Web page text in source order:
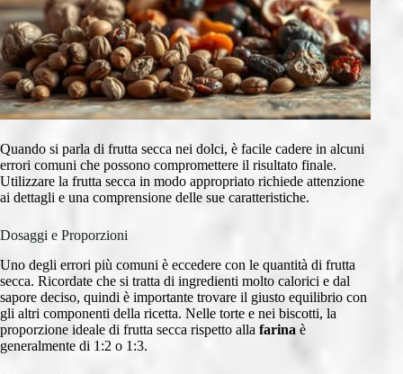
Quando si parla di frutta secca nei dolci, è facile cadere in alcuni
errori comuni che possono compromettere il risultato finale.
Utilizzare la frutta secca in modo appropriato richiede attenzione
ai dettagli e una comprensione delle sue caratteristiche.
Dosaggi e Proporzioni
Uno degli errori più comuni è eccedere con le quantità di frutta
secca. Ricordate che si tratta di ingredienti molto calorici e dal
sapore deciso, quindi è importante trovare il giusto equilibrio con
gli altri componenti della ricetta. Nelle torte e nei biscotti, la
proporzione ideale di frutta secca rispetto alla farina è
generalmente di 1:2 o 1:3.